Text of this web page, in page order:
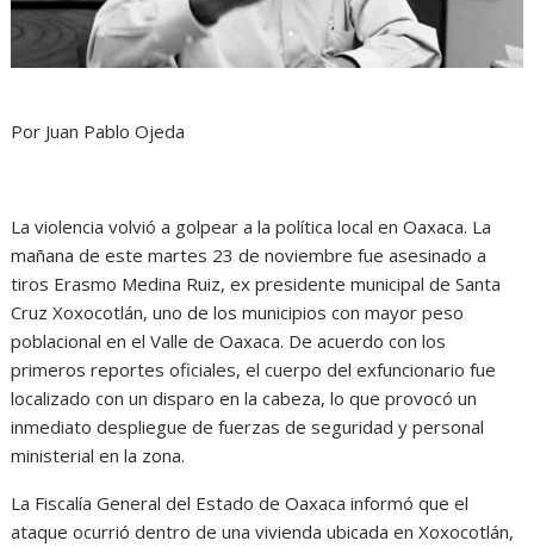
Por Juan Pablo Ojeda
La violencia volvió a golpear a la política local en Oaxaca. La
mañana de este martes 23 de noviembre fue asesinado a
tiros Erasmo Medina Ruiz, ex presidente municipal de Santa
Cruz Xoxocotlán, uno de los municipios con mayor peso
poblacional en el Valle de Oaxaca. De acuerdo con los
primeros reportes oficiales, el cuerpo del exfuncionario fue
localizado con un disparo en la cabeza, lo que provocó un
inmediato despliegue de fuerzas de seguridad y personal
ministerial en la zona.
La Fiscalía General del Estado de Oaxaca informó que el
ataque ocurrió dentro de una vivienda ubicada en Xoxocotlán,